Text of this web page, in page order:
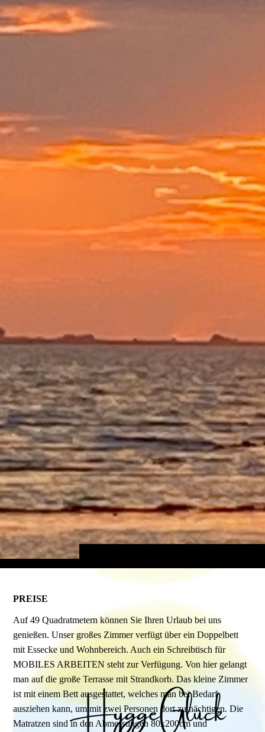
PREISE
Auf 49 Quadratmetern können Sie Ihren Urlaub bei uns
genießen. Unser großes Zimmer verfügt über ein Doppelbett
mit Essecke und Wohnbereich. Auch ein Schreibtisch für
MOBILES ARBEITEN steht zur Verfügung. Von hier gelangt
man auf die große Terrasse mit Strandkorb. Das kleine Zimmer
ist mit einem Bett ausgestattet, welches man bei Bedarf
ausziehen kann, um mit zwei Personen dort zu nächtigen. Die
Matratzen sind in den Abmessungen 80x200cm und